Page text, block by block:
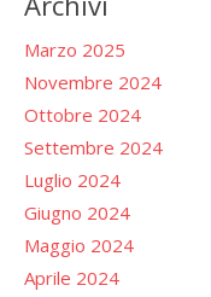
Marzo 2025
Novembre 2024
Ottobre 2024
Settembre 2024
Luglio 2024
Giugno 2024
Maggio 2024
Aprile 2024